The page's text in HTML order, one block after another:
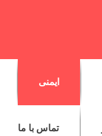
ایمنی
تماس با ما